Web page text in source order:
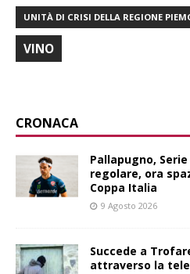
UNITÀ DI CRISI DELLA REGIONE
VINO
CRONACA
Pallapugno,
regolare, ora
Coppa Italia
9 Agosto 2026
Succede a
attraverso la